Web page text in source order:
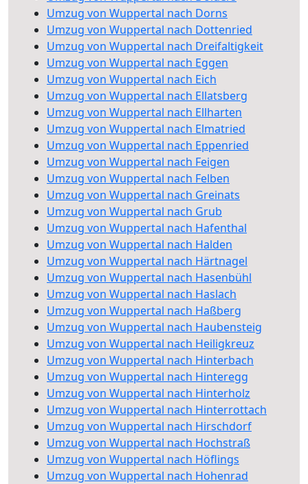
Umzug von Wuppertal nach Dorns
Umzug von Wuppertal nach Dottenried
Umzug von Wuppertal nach Dreifaltigkeit
Umzug von Wuppertal nach Eggen
Umzug von Wuppertal nach Eich
Umzug von Wuppertal nach Ellatsberg
Umzug von Wuppertal nach Ellharten
Umzug von Wuppertal nach Elmatried
Umzug von Wuppertal nach Eppenried
Umzug von Wuppertal nach Feigen
Umzug von Wuppertal nach Felben
Umzug von Wuppertal nach Greinats
Umzug von Wuppertal nach Grub
Umzug von Wuppertal nach Hafenthal
Umzug von Wuppertal nach Halden
Umzug von Wuppertal nach Härtnagel
Umzug von Wuppertal nach Hasenbühl
Umzug von Wuppertal nach Haslach
Umzug von Wuppertal nach Haßberg
Umzug von Wuppertal nach Haubensteig
Umzug von Wuppertal nach Heiligkreuz
Umzug von Wuppertal nach Hinterbach
Umzug von Wuppertal nach Hinteregg
Umzug von Wuppertal nach Hinterholz
Umzug von Wuppertal nach Hinterrottach
Umzug von Wuppertal nach Hirschdorf
Umzug von Wuppertal nach Hochstraß
Umzug von Wuppertal nach Höflings
Umzug von Wuppertal nach Hohenrad